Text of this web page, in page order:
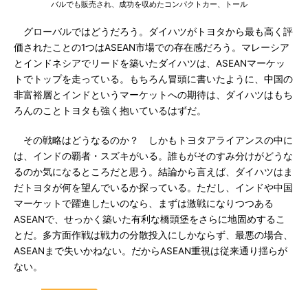
バルでも販売され、成功を収めたコンパクトカー、トール
グローバルではどうだろう。ダイハツがトヨタから最も高く評
価されたことの1つはASEAN市場での存在感だろう。マレーシア
とインドネシアでリードを築いたダイハツは、ASEANマーケッ
トでトップを走っている。もちろん冒頭に書いたように、中国の
非富裕層とインドというマーケットへの期待は、ダイハツはもち
ろんのことトヨタも強く抱いているはずだ。
その戦略はどうなるのか？ しかもトヨタアライアンスの中に
は、インドの覇者・スズキがいる。誰もがそのすみ分けがどうな
るのか気になるところだと思う。結論から言えば、ダイハツはま
だトヨタが何を望んでいるか探っている。ただし、インドや中国
マーケットで躍進したいのなら、まずは激戦になりつつある
ASEANで、せっかく築いた有利な橋頭堡をさらに地固めするこ
とだ。多方面作戦は戦力の分散投入にしかならず、最悪の場合、
ASEANまで失いかねない。だからASEAN重視は従来通り揺らが
ない。